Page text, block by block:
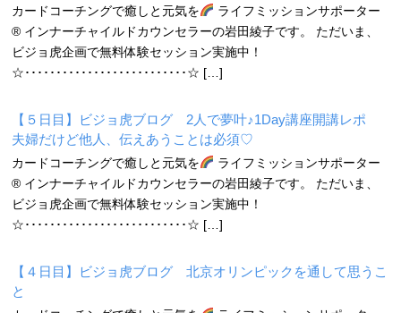
カードコーチングで癒しと元気を
ライフミッションサポーター
® インナーチャイルドカウンセラーの岩田綾子です。 ただいま、
ビジョ虎企画で無料体験セッション実施中！
☆･･････････････････････････☆ […]
【５日目】ビジョ虎ブログ 2人で夢叶♪1Day講座開講レポ
夫婦だけど他人、伝えあうことは必須♡
カードコーチングで癒しと元気を
ライフミッションサポーター
® インナーチャイルドカウンセラーの岩田綾子です。 ただいま、
ビジョ虎企画で無料体験セッション実施中！
☆･･････････････････････････☆ […]
【４日目】ビジョ虎ブログ 北京オリンピックを通して思うこ
と